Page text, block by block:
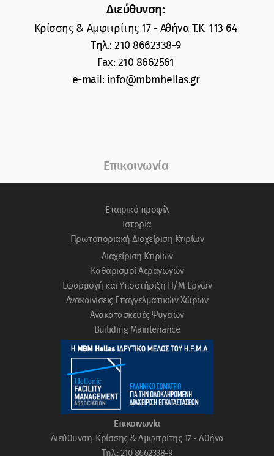
Διεύθυνση:
Κρίσσης & Αμφιτρίτης 17 - Αθήνα T.K. 113 64
Tηλ.: 210 8662338-9
Fax: 210 8662561
e-mail: info@mbmhellas.gr
Επικοινωνία
Eταιρικό προφίλ
Ιστορία
Πρωτοποριακή Διαχείριση Κτιρίων
Διαχείριση Κτιρίων
Καθαρισμοί Αεραγωγών
Εφαρμογή και Υποστήριξη Η/Μ Εργων
Ανακαινίσεις Επαγγελματικών Χώρων
Ανακατασκευές Ψυγείων
Builiding Μaintenance
Επικοινωνία
Διεύθυνση: Κρίσσης & Αμφιτρίτης 17 - Αθήνα